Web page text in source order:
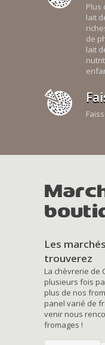
Plus
lait
de
lait
Les
trouverez
La chèvrerie de
plusieurs fois
plus de nos
panel varié de
venir nous
fromages !